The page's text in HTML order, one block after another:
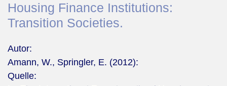
Housing Finance Institutions:
Transition Societies.
Autor:
Amann, W., Springler, E. (2012):
Quelle: